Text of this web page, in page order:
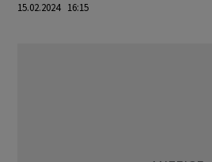
15.02.2024 16:15